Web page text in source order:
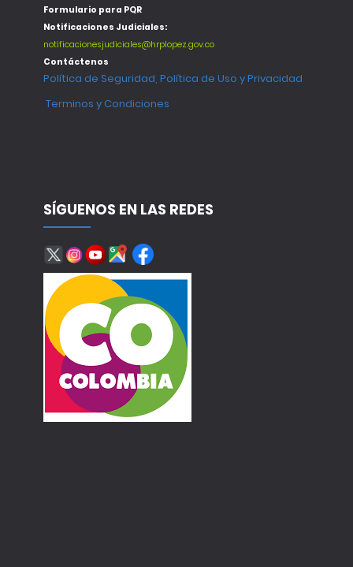
Formulario para PQR
Notificaciones Judiciales:
notificacionesjudiciales@hrplopez.gov.co
Contáctenos
Política de Seguridad, Política de Uso y Privacidad
Terminos y Condiciones
SÍGUENOS EN LAS REDES